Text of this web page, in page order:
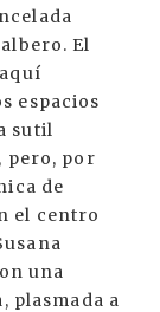
El
espacios
sutil
pero, por
de
el centro
una
plasmada a